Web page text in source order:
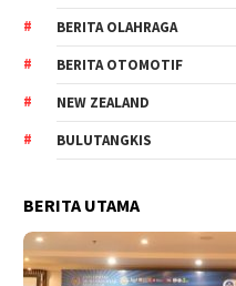
BERITA OLAHRAGA
BERITA OTOMOTIF
NEW ZEALAND
BULUTANGKIS
BERITA UTAMA